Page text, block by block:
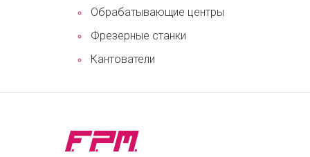
Обрабатывающие центры
Фрезерные станки
Кантователи